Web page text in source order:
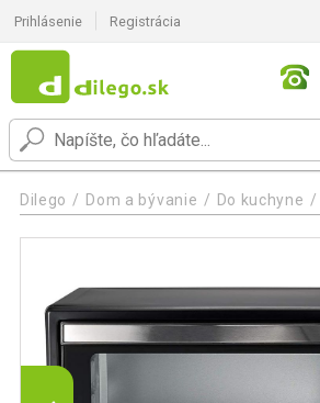
Prihlásenie Registrácia
Dilego Dom a bývanie Do kuchyne